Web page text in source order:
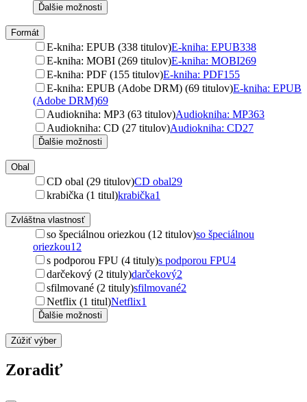
Ďalšie možnosti
Formát
E-kniha: EPUB (338 titulov)E-kniha: EPUB338
E-kniha: MOBI (269 titulov)E-kniha: MOBI269
E-kniha: PDF (155 titulov)E-kniha: PDF155
E-kniha: EPUB (Adobe DRM) (69 titulov)E-kniha: EPUB
(Adobe DRM)69
Audiokniha: MP3 (63 titulov)Audiokniha: MP363
Audiokniha: CD (27 titulov)Audiokniha: CD27
Ďalšie možnosti
Obal
CD obal (29 titulov)CD obal29
krabička (1 titul)krabička1
Zvláštna vlastnosť
so špeciálnou oriezkou (12 titulov)so špeciálnou
oriezkou12
s podporou FPU (4 tituly)s podporou FPU4
darčekový (2 tituly)darčekový2
sfilmované (2 tituly)sfilmované2
Netflix (1 titul)Netflix1
Ďalšie možnosti
Zúžiť výber
Zoradiť